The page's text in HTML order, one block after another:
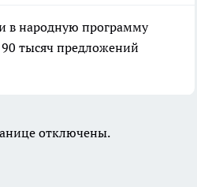
в народную программу
тысяч предложений
отключены.